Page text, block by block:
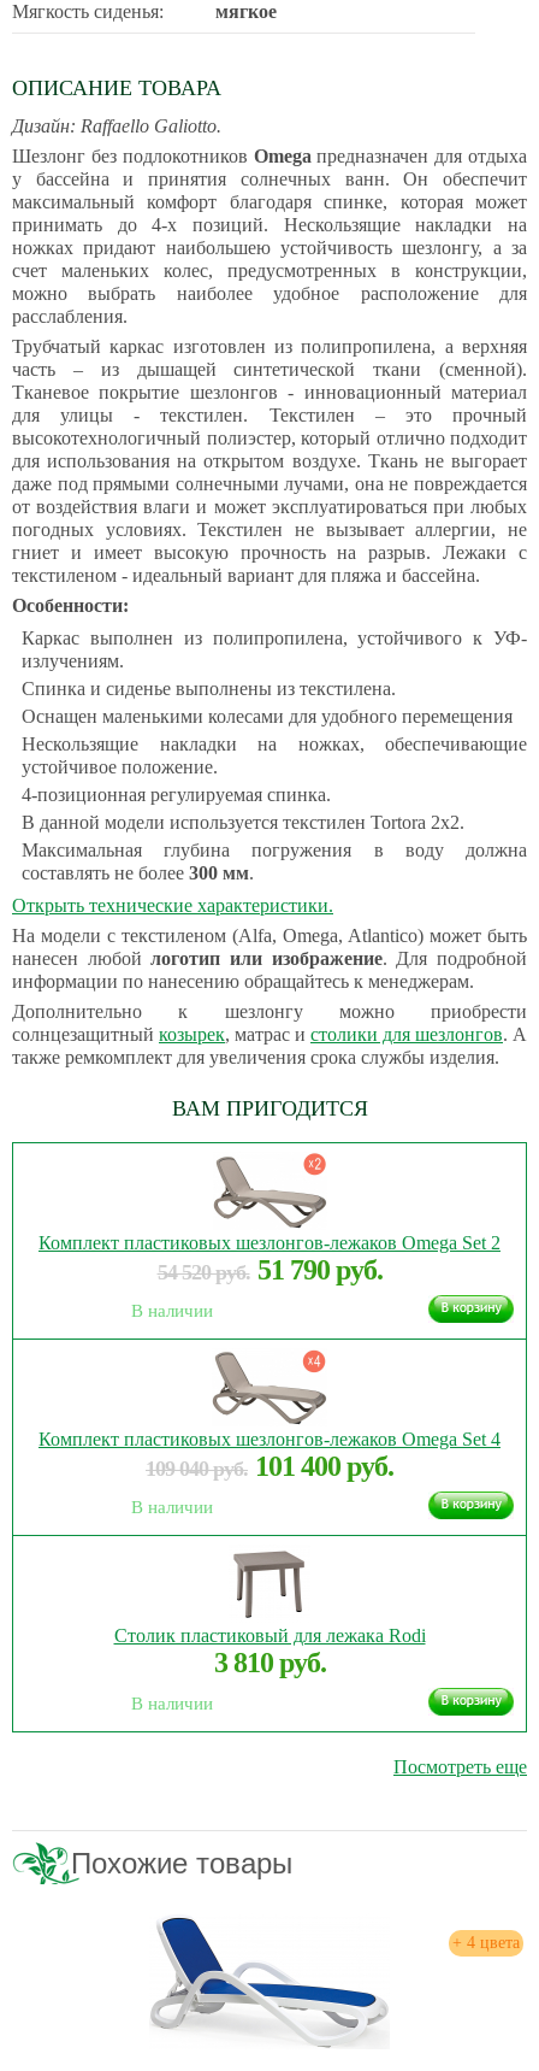
Мягкость сиденья: мягкое
ВАМ ПРИГОДИТСЯ
Комплект пластиковых шезлонгов-лежаков Omega Set 2
54 520 руб. 51 790 руб.
В наличии
Комплект пластиковых шезлонгов-лежаков Omega Set 4
109 040 руб. 101 400 руб.
В наличии
Столик пластиковый для лежака Rodi
3 810 руб.
В наличии
Посмотреть еще
ОПИСАНИЕ ТОВАРА
Дизайн: Raffaello Galiotto.
Шезлонг без подлокотников Omegaпредназначен для отдыха
у бассейна и принятия солнечных ванн. Он обеспечит
максимальный комфорт благодаря спинке, которая может
принимать до 4-х позиций. Нескользящие накладки на
ножках придают наибольшею устойчивость шезлонгу, а за
счет маленьких колес, предусмотренных в конструкции,
можно выбрать наиболее удобное расположение для
расслабления.
Трубчатый каркас изготовлен из полипропилена, а верхняя
часть – из дышащей синтетической ткани (сменной).
Тканевое покрытие шезлонгов - инновационный материал
для улицы - текстилен. Текстилен –это прочный
высокотехнологичный полиэстер, который отлично подходит
для использования на открытом воздухе. Ткань не выгорает
даже под прямыми солнечными лучами, она не повреждается
от воздействия влаги и может эксплуатироваться при любых
погодных условиях. Текстилен не вызывает аллергии, не
гниет и имеет высокую прочность на разрыв. Лежаки с
текстиленом - идеальный вариант для пляжа и бассейна.
Особенности:
Каркас выполнен из полипропилена, устойчивого к УФ-
излучениям.
Спинка и сиденье выполнены из текстилена.
Оснащен маленькими колесами для удобного перемещения
Нескользящие накладки на ножках, обеспечивающие
устойчивое положение.
4-позиционная регулируемая спинка.
В данной модели используется текстилен Tortora 2x2.
Максимальная глубина погружения в воду должна
составлять не более 300 мм.
Открыть технические характеристики.
На модели с текстиленом (Alfa, Omega, Atlantico) может быть
нанесен любойлоготип или изображение. Для подробной
информации по нанесению обращайтесь к менеджерам.
Дополнительно к шезлонгу можно приобрести
солнцезащитный козырек, матрас и столики для шезлонгов. А
также ремкомплект для увеличения срока службы изделия.
Похожие товары
+ 4 цвета